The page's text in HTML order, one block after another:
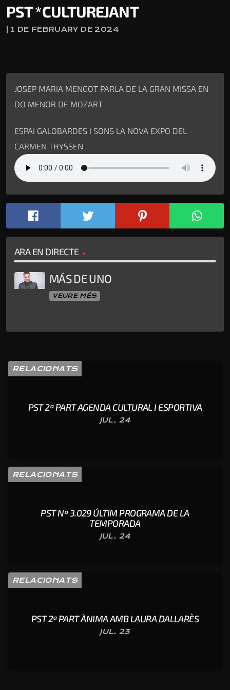
PST *CULTUREJANT
| 1 DE FEBRUARY DE 2024
JOSEP MARIA MENGOT PARLA DE LA GRAN MISSA EN
DO MENOR DE MOZART
ESPAI GALOBARDES I SONS LA NOVA EXPO DEL
CARMEN THYSSEN
ARA EN DIRECTE
MÁS DE UNO
VEURE MÉS
RELACIONATS
PST 2ª PART AGENDA CULTURAL I ESPORTIVA
JUL. 24
RELACIONATS
PST Nº 3.029 ÚLTIM PROGRAMA DE LA
TEMPORADA
JUL. 24
RELACIONATS
PST 2ª PART ÀNIMA AMB LAURA DALLARÈS
JUL. 23